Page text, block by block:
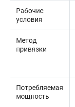
Рабочие
условия
Метод
привязки
Потребляемая
мощность